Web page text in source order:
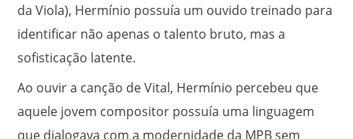
da Viola), Hermínio possuía um ouvido treinado para
identificar não apenas o talento bruto, mas a
sofisticação latente.
Ao ouvir a canção de Vital, Hermínio percebeu que
aquele jovem compositor possuía uma linguagem
que dialogava com a modernidade da MPB sem